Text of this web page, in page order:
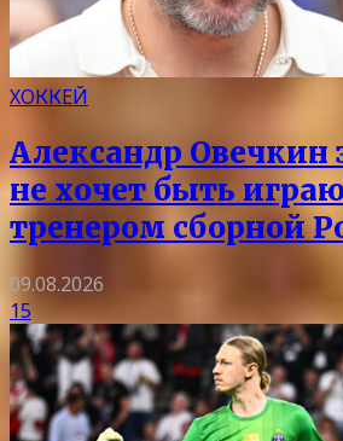
ХОККЕЙ
Александр Овечкин
не хочет быть
тренером сборной
09.08.2026
15